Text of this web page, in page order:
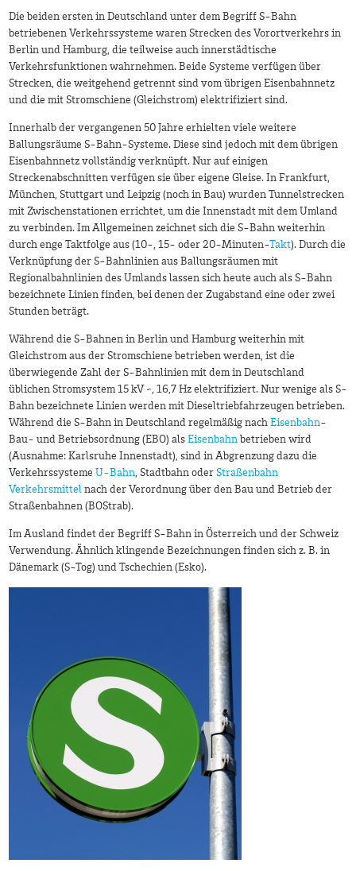
Die beiden ersten in Deutschland unter dem Begriff S-Bahn
betriebenen Verkehrssysteme waren Strecken des Vorortverkehrs in
Berlin und Hamburg, die teilweise auch innerstädtische
Verkehrsfunktionen wahrnehmen. Beide Systeme verfügen über
Strecken, die weitgehend getrennt sind vom übrigen Eisenbahnnetz
und die mit Stromschiene (Gleichstrom) elektrifiziert sind.
Innerhalb der vergangenen 50 Jahre erhielten viele weitere
Ballungsräume S-Bahn-Systeme. Diese sind jedoch mit dem übrigen
Eisenbahnnetz vollständig verknüpft. Nur auf einigen
Streckenabschnitten verfügen sie über eigene Gleise. In Frankfurt,
München, Stuttgart und Leipzig (noch in Bau) wurden Tunnelstrecken
mit Zwischenstationen errichtet, um die Innenstadt mit dem Umland
zu verbinden. Im Allgemeinen zeichnet sich die S-Bahn weiterhin
durch enge Taktfolge aus (10-, 15- oder 20-Minuten-Takt). Durch die
Verknüpfung der S-Bahnlinien aus Ballungsräumen mit
Regionalbahnlinien des Umlands lassen sich heute auch als S-Bahn
bezeichnete Linien finden, bei denen der Zugabstand eine oder zwei
Stunden beträgt.
Während die S-Bahnen in Berlin und Hamburg weiterhin mit
Gleichstrom aus der Stromschiene betrieben werden, ist die
überwiegende Zahl der S-Bahnlinien mit dem in Deutschland
üblichen Stromsystem 15 kV ~, 16,7 Hz elektrifiziert. Nur wenige als S-
Bahn bezeichnete Linien werden mit Dieseltriebfahrzeugen betrieben.
Während die S-Bahn in Deutschland regelmäßig nach Eisenbahn-
Bau- und Betriebsordnung (EBO) als Eisenbahn betrieben wird
(Ausnahme: Karlsruhe Innenstadt), sind in Abgrenzung dazu die
Verkehrssysteme U-Bahn, Stadtbahn oder Straßenbahn
Verkehrsmittel nach der Verordnung über den Bau und Betrieb der
Straßenbahnen (BOStrab).
Im Ausland findet der Begriff S-Bahn in Österreich und der Schweiz
Verwendung. Ähnlich klingende Bezeichnungen finden sich z. B. in
Dänemark (S-Tog) und Tschechien (Esko).